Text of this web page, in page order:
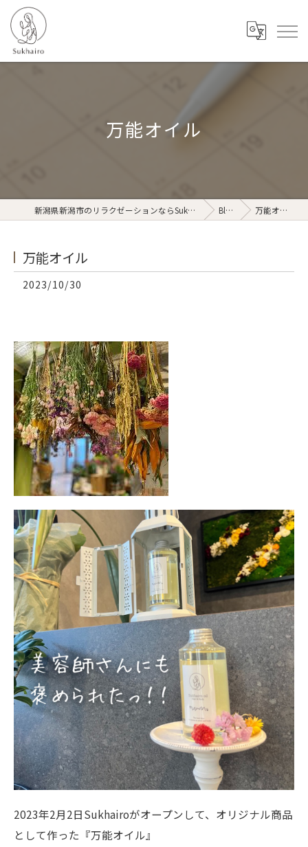
万能オイル
新潟県新潟市のリラクゼーションならSukhairo Blog 万能オイル
万能オイル
2023/10/30
2023年2月2日Sukhairoがオープンして、オリジナル商品
として作った『万能オイル』